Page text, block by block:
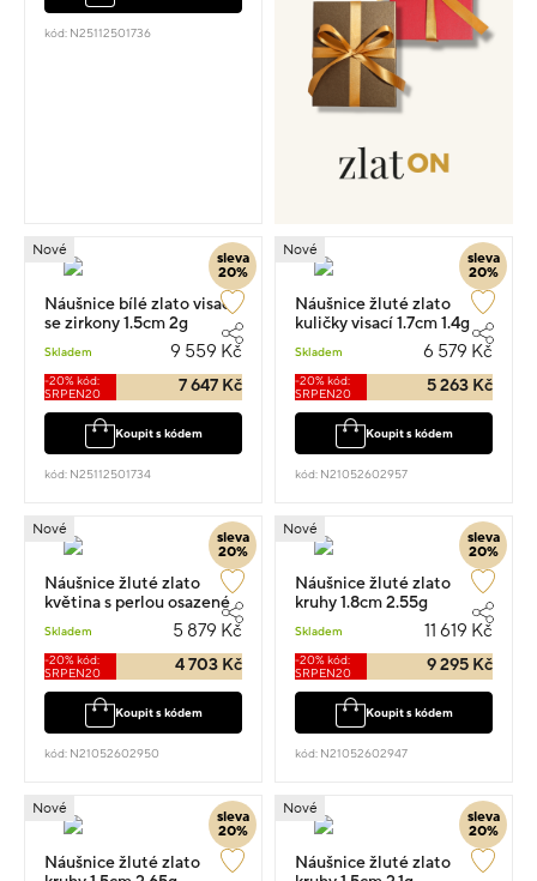
kód: N25112501736
sleva
20%
Nové
Náušnice bílé zlato visací
se zirkony 1.5cm 2g
Skladem 9 559 Kč
-20% kód:
SRPEN20
7 647 Kč
Koupit s kódem
kód: N25112501734
sleva
20%
Nové
Náušnice žluté zlato
kuličky visací 1.7cm 1.4g
Skladem 6 579 Kč
-20% kód:
SRPEN20
5 263 Kč
Koupit s kódem
kód: N21052602957
sleva
20%
Nové
Náušnice žluté zlato
květina s perlou osazené
zirkony pecky 0.8cm 1.25g
Skladem 5 879 Kč
-20% kód:
SRPEN20
4 703 Kč
Koupit s kódem
kód: N21052602950
sleva
20%
Nové
Náušnice žluté zlato
kruhy 1.8cm 2.55g
Skladem 11 619 Kč
-20% kód:
SRPEN20
9 295 Kč
Koupit s kódem
kód: N21052602947
sleva
20%
Nové
Náušnice žluté zlato
sleva
20%
Nové
Náušnice žluté zlato